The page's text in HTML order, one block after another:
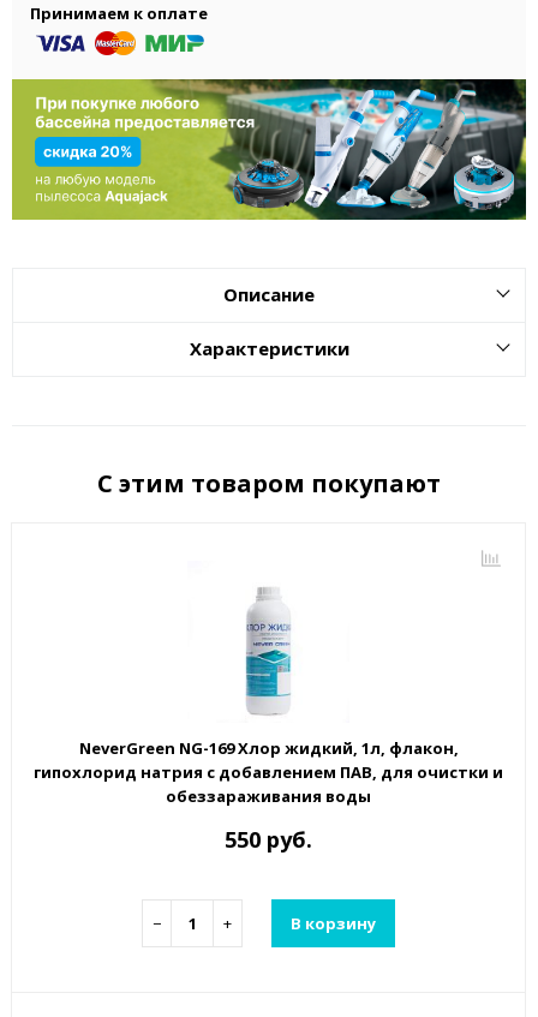
Принимаем к оплате
Описание
Характеристики
С этим товаром покупают
NeverGreen NG-169 Хлор жидкий, 1л, флакон,
гипохлорид натрия с добавлением ПАВ, для очистки и
обеззараживания воды
550 руб.
− + В корзину